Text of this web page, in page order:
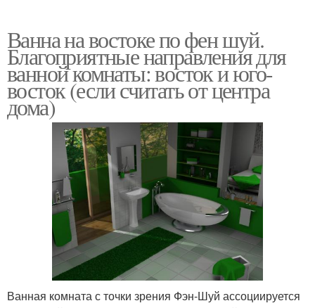
Ванна на востоке по фен шуй.
Благоприятные направления для
ванной комнаты: восток и юго-
восток (если считать от центра
дома)
Ванная комната с точки зрения Фэн-Шуй ассоциируется